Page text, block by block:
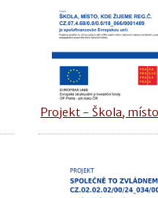
Projekt - Škola,